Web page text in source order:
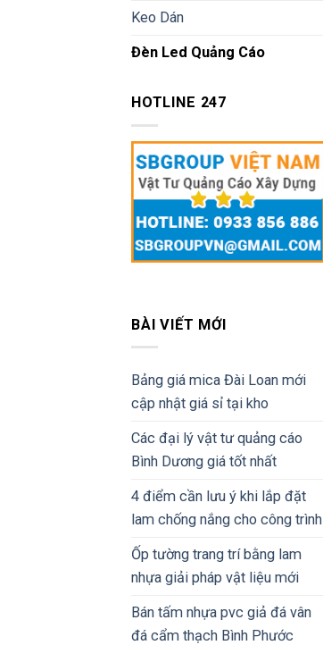
Keo Dán
Đèn Led Quảng Cáo
HOTLINE 247
BÀI VIẾT MỚI
Bảng giá mica Đài Loan mới
cập nhật giá sỉ tại kho
Các đại lý vật tư quảng cáo
Bình Dương giá tốt nhất
4 điểm cần lưu ý khi lắp đặt
lam chống nắng cho công trình
Ốp tường trang trí bằng lam
nhựa giải pháp vật liệu mới
Bán tấm nhựa pvc giả đá vân
đá cẩm thạch Bình Phước